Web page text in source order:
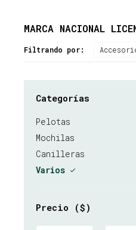
MARCA NACIONAL
Filtrando por:
Categorías
Pelotas
Mochilas
Canilleras
Varios
Precio ($)